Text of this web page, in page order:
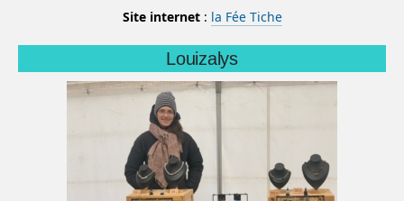
Site internet: la Fée Tiche
Louizalys